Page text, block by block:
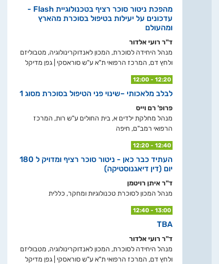
מהפכת ניטור סוכר רציף בטכנולוגיית Flash -
עדכונים על יעילות בטיפול בסוכרת מהארץ
ומהעולם
ד"ר רועי אלדור
מנהל היחידה לסוכרת, המכון לאנדוקרינולוגיה, מטבוליזם
ולחץ דם, המרכז הרפואי ת"א ע"ש סוראסקי | גפן מדיקל
12:00 - 12:20
לבלב מלאכותי –שינוי פני הטיפול בסוכרת מסוג 1
פרופ' רם וייס
מנהל מחלקת ילדים א, בית החולים ע"ש רות, המרכז
הרפואי רמב"ם, חיפה
12:20 - 12:40
העתיד כבר כאן - ניטור סוכר רציף ומדויק ל 180
יום (דין דיאגנוסטיקה)
ד"ר איתן רויטמן
מנהל המכון לסוכרת טכנולוגיות ומחקר, כללית
12:40 - 13:00
TBA
ד"ר רועי אלדור
מנהל היחידה לסוכרת, המכון לאנדוקרינולוגיה, מטבוליזם
ולחץ דם, המרכז הרפואי ת"א ע"ש סוראסקי | גפן מדיקל